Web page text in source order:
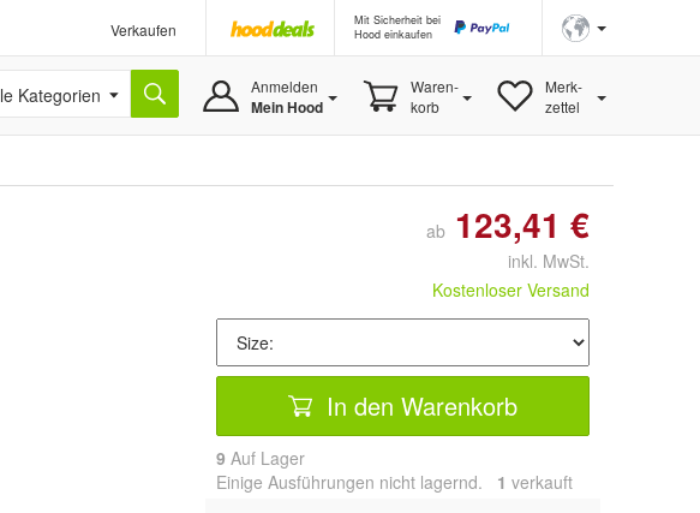
Verkaufen
Mit Sicherheit bei
Hood einkaufen
Kategorien Anmelden
Mein Hood
Waren-
korb
Merk-
zettel
ab 123,41 €
inkl. MwSt.
Kostenloser Versand
In den Warenkorb
9 Auf Lager
Einige Ausführungen nicht lagernd. 1 verkauft